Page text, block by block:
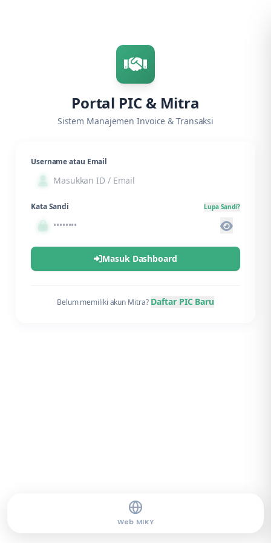
Portal PIC & Mitra
Sistem Manajemen Invoice & Transaksi
Username atau Email
Kata Sandi Lupa Sandi?
Masuk Dashboard
Belum memiliki akun Mitra? Daftar PIC Baru
Web MIKY